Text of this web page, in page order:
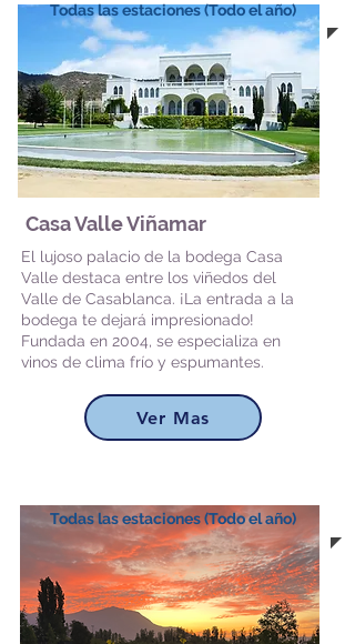
Todas las estaciones (Todo el año)
Casa Valle Viñamar
El lujoso palacio de la bodega Casa
Valle destaca entre los viñedos del
Valle de Casablanca. ¡La entrada a la
bodega te dejará impresionado!
Fundada en 2004, se especializa en
vinos de clima frío y espumantes.
Ver Mas
Todas las estaciones (Todo el año)